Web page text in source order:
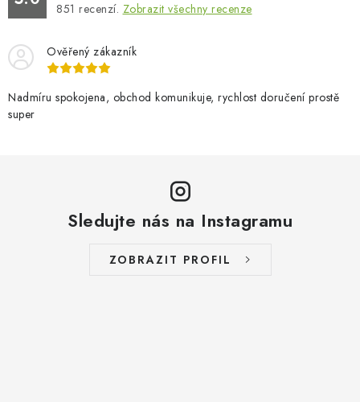
851 recenzí. Zobrazit všechny recenze
Ověřený zákazník
Nadmíru spokojena, obchod komunikuje, rychlost doručení prostě
super
Sledujte nás na Instagramu
ZOBRAZIT PROFIL